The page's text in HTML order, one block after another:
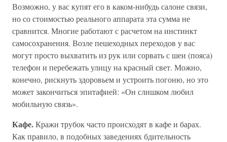
Возможно, у вас купят его в каком-нибудь салоне связи,
но со стоимостью реального аппарата эта сумма не
сравнится. Многие работают с расчетом на инстинкт
самосохранения. Возле пешеходных переходов у вас
могут просто выхватить из рук или сорвать с шеи (пояса)
телефон и перебежать улицу на красный свет. Можно,
конечно, рискнуть здоровьем и устроить погоню, но это
может закончиться эпитафией: «Он слишком любил
мобильную связь».
Кафе.Кражи трубок часто происходят в кафе и барах.
Как правило, в подобных заведениях бдительность